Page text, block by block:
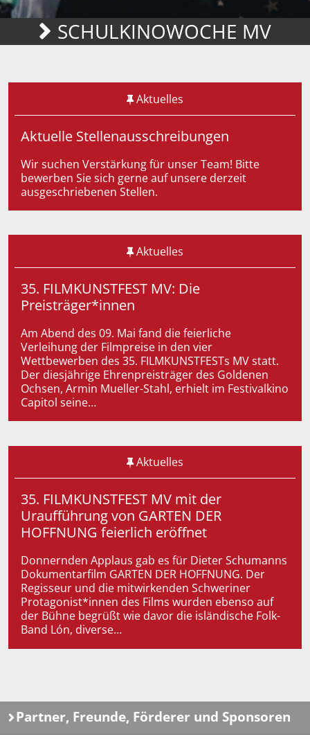
SCHULKINOWOCHE MV
Aktuelles
Aktuelle Stellenausschreibungen
Wir suchen Verstärkung für unser Team! Bitte
bewerben Sie sich gerne auf unsere derzeit
ausgeschriebenen Stellen.
Aktuelles
35. FILMKUNSTFEST MV: Die
Preisträger*innen
Am Abend des 09. Mai fand die feierliche
Verleihung der Filmpreise in den vier
Wettbewerben des 35. FILMKUNSTFESTs MV statt.
Der diesjährige Ehrenpreisträger des Goldenen
Ochsen, Armin Mueller-Stahl, erhielt im Festivalkino
Capitol seine…
Aktuelles
35. FILMKUNSTFEST MV mit der
Uraufführung von GARTEN DER
HOFFNUNG feierlich eröffnet
Donnernden Applaus gab es für Dieter Schumanns
Dokumentarfilm GARTEN DER HOFFNUNG. Der
Regisseur und die mitwirkenden Schweriner
Protagonist*innen des Films wurden ebenso auf
der Bühne begrüßt wie davor die isländische Folk-
Band Lón, diverse…
Partner, Freunde, Förderer und Sponsoren